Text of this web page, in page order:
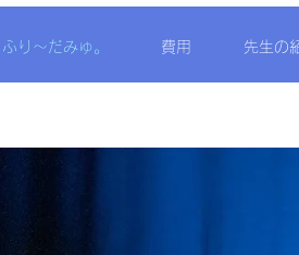
ふり〜だみゅ。 費用 先生の